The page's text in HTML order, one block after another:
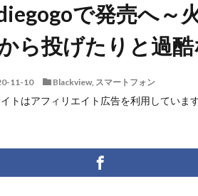
で発売へ～
ら投げたりと過
11-10 Blackview, スマートフォン
トはアフィリエイト広告を利用しています